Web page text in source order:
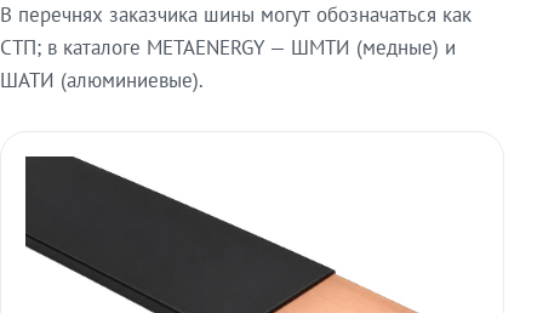
В перечнях заказчика шины могут обозначаться как
СТП; в каталоге METAENERGY — ШМТИ (медные) и
ШАТИ (алюминиевые).